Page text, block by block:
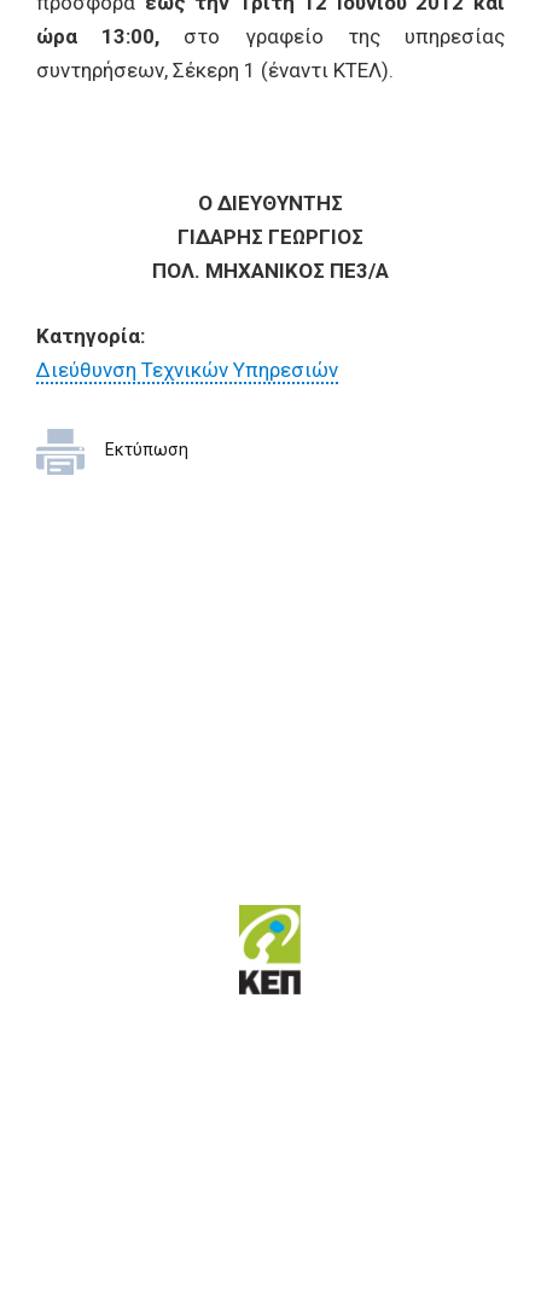
ώρα 13:00, στο γραφείο της υπηρεσίας
συντηρήσεων, Σέκερη 1 (έναντι ΚΤΕΛ).
Ο ΔΙΕΥΘΥΝΤΗΣ
ΓΙΔΑΡΗΣ ΓΕΩΡΓΙΟΣ
ΠΟΛ. ΜΗΧΑΝΙΚΟΣ ΠΕ3/A
Κατηγορία:
Διεύθυνση Τεχνικών Υπηρεσιών
Εκτύπωση